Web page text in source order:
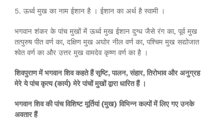
5. ऊर्ध्व मुख का नाम ईशान है । ईशान का अर्थ है स्वामी ।
भगवान शंकर के पांच मुखों में ऊर्ध्व मुख ईशान दुग्ध जैसे रंग का, पूर्व मुख
तत्पुरुष पीत वर्ण का, दक्षिण मुख अघोर नील वर्ण का, पश्चिम मुख सद्योजात
श्वेत वर्ण का और उत्तर मुख वामदेव कृष्ण वर्ण का है ।
शिवपुराण में भगवान शिव कहते हैं सृष्टि, पालन, संहार, तिरोभाव और अनुग्रह
मेरे ये पांच कृत्य (कार्य) मेरे पांचों मुखों द्वारा धारित हैं ।
भगवान शिव की पांच विशिष्ट मूर्तियां (मुख) विभिन्न कल्पों में लिए गए उनके
अवतार हैं